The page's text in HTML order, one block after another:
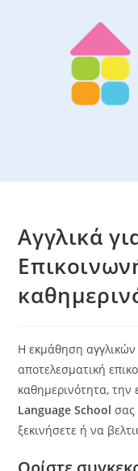
Αγγλικά
Η εκμάθηση αγγλικών
αποτελεσματική
καθημερινότητα, την
Language School σας
ξεκινήσετε ή να